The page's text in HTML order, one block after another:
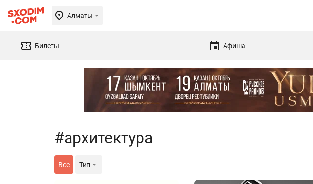
Алматы
Билеты Афиша
#архитектура
Все Тип